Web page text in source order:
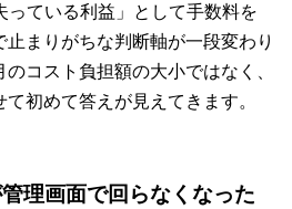
っている利益」として手数料を
止まりがちな判断軸が一段変わり
コスト負担額の大小ではなく、
初めて答えが見えてきます。
理画面で回らなくなった